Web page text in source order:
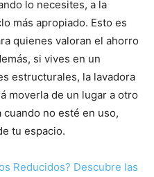
lo necesites, a la
más apropiado. Esto es
quienes valoran el ahorro
si vives en un
estructurales, la lavadora
moverla de un lugar a otro
no esté en uso,
tu espacio.
Reducidos? Descubre las